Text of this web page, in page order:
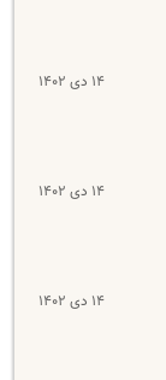
۱۴ دی ۱۴۰۲
۱۴ دی ۱۴۰۲
۱۴ دی ۱۴۰۲